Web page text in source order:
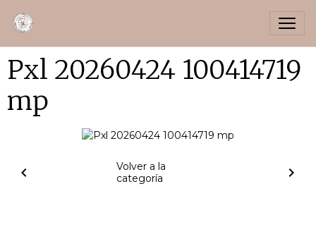
Pxl 20260424 100414719
mp
Volver a la
categoría